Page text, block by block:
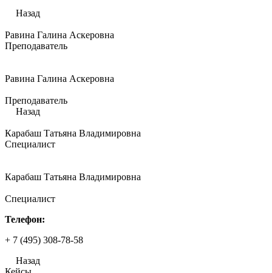
Назад
Равина Галина Аскеровна
Преподаватель
Равина Галина Аскеровна
Преподаватель
Назад
Карабаш Татьяна Владимировна
Специалист
Карабаш Татьяна Владимировна
Специалист
Телефон:
+ 7 (495) 308-78-58
Назад